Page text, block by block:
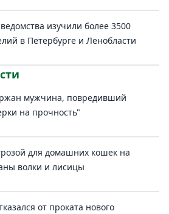
изучили более 3500
в Петербурге и Ленобласти
мужчина, повредивший
на прочность"
для домашних кошек на
волки и лисицы
от проката нового